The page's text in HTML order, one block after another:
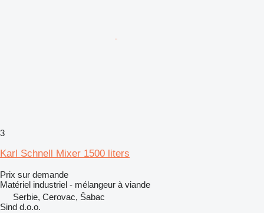
3
Karl Schnell Mixer 1500 liters
Prix sur demande
Matériel industriel - mélangeur à viande
Serbie, Cerovac, Šabac
Sind d.o.o.